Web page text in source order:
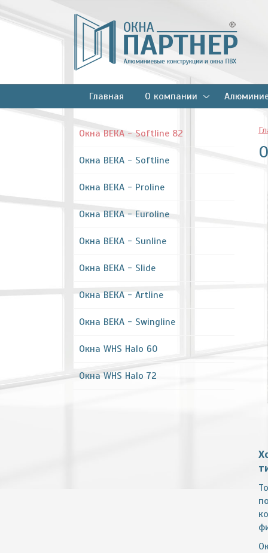
Главная О компании
Окна ВЕКА - Softline 82
Окна ВЕКА - Softline
Окна ВЕКА - Proline
Окна ВЕКА - Euroline
Окна ВЕКА - Sunline
Окна ВЕКА - Slide
Окна ВЕКА - Artline
Окна ВЕКА - Swingline
Окна WHS Halo 60
Окна WHS Halo 72